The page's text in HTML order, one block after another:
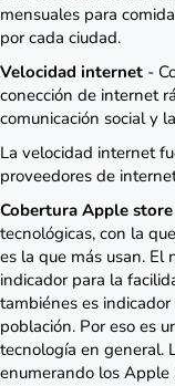
mensuales para
por cada ciudad.
Velocidad internet -
conección de internet
comunicación social y
La velocidad internet
proveedores de
Cobertura Apple store
tecnológicas, con la
es la que más usan. El
indicador para la
tambiénes es
población. Por eso es
tecnología en general.
enumerando los Apple